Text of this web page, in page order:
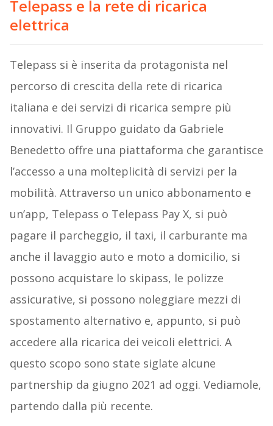
Telepass e la rete di ricarica
elettrica
Telepass si è inserita da protagonista nel
percorso di crescita della rete di ricarica
italiana e dei servizi di ricarica sempre più
innovativi. Il Gruppo guidato da Gabriele
Benedetto offre una piattaforma che garantisce
l’accesso a una molteplicità di servizi per la
mobilità. Attraverso un unico abbonamento e
un’app, Telepass o Telepass Pay X, si può
pagare il parcheggio, il taxi, il carburante ma
anche il lavaggio auto e moto a domicilio, si
possono acquistare lo skipass, le polizze
assicurative, si possono noleggiare mezzi di
spostamento alternativo e, appunto, si può
accedere alla ricarica dei veicoli elettrici. A
questo scopo sono state siglate alcune
partnership da giugno 2021 ad oggi. Vediamole,
partendo dalla più recente.